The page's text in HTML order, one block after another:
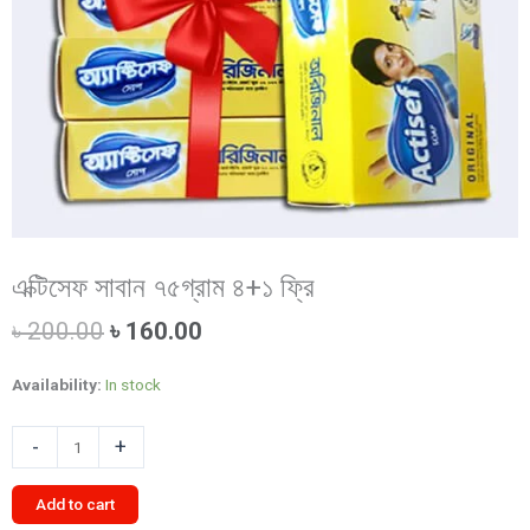
এক্টিসেফ সাবান ৭৫গ্রাম ৪+১ ফ্রি
৳200.00 Original
was:
৳ 160.00
Availability: In stock
-
সাবান
৭৫গ্রাম
৪+১
+
Add to cart